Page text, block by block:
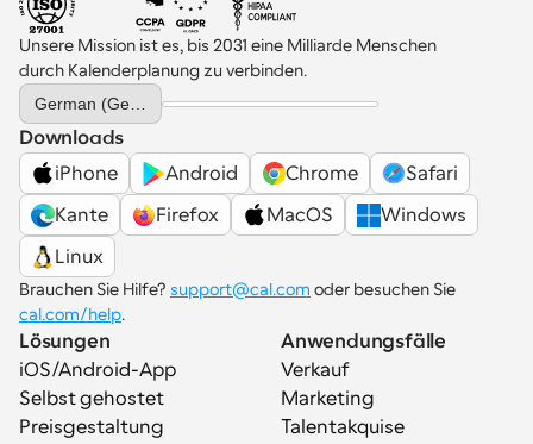
Unsere Mission ist es, bis 2031 eine Milliarde Menschen
durch Kalenderplanung zu verbinden.
Select Language
Downloads
iPhone
Android Chrome
Safari
Kante
Firefox MacOS
Windows
Linux
Brauchen Sie Hilfe? support@cal.com
cal.com/help.
Lösungen
iOS/Android-App
Selbst gehostet
Preisgestaltung
Anwendungsfälle
Verkauf
Marketing
Talentakquise